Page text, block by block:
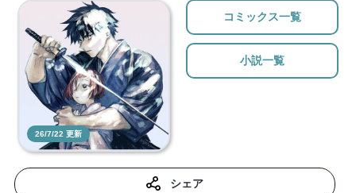
26/7/22 更新
コミックス一覧
小説一覧
シェア